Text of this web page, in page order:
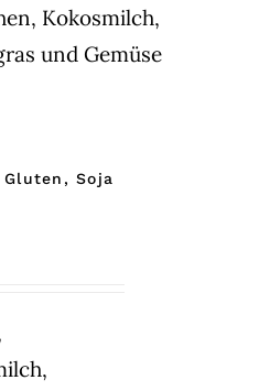
Kokosmilch,
und Gemüse
Soja